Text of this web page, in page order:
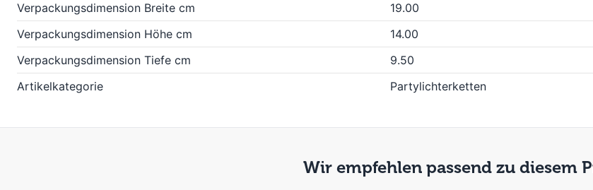
Verpackungsdimension Breite cm
19.00
Verpackungsdimension Höhe cm
14.00
Verpackungsdimension Tiefe cm
9.50
Artikelkategorie
Partylichterketten
Wir empfehlen passend zu diesem